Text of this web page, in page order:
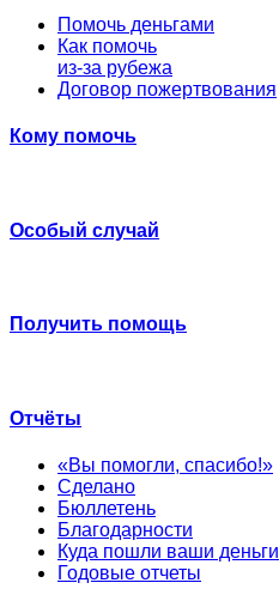
Помочь деньгами
Как помочь
из-за рубежа
Договор пожертвования
Кому помочь
Особый случай
Получить помощь
Отчёты
«Вы помогли, спасибо!»
Сделано
Бюллетень
Благодарности
Куда пошли ваши деньги
Годовые отчеты